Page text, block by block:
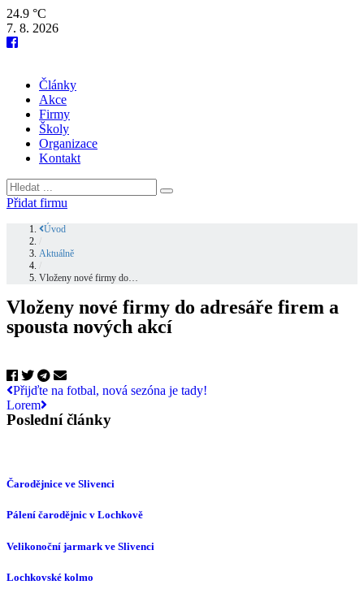
24.9 °C
7. 8. 2026
Články
Akce
Firmy
Školy
Organizace
Kontakt
Přidat firmu
Úvod
Aktuálně
Vloženy nové firmy do…
Vloženy nové firmy do adresáře firem a
spousta nových akcí
Přijďte na fotbal, nová sezóna je tady!
Lorem
Poslední články
Čarodějnice ve Slivenci
Pálení čarodějnic v Lochkově
Velikonoční jarmark ve Slivenci
Lochkovské kolmo